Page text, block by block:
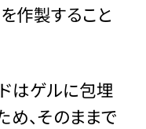
作製すること
はゲルに包埋
、そのままで